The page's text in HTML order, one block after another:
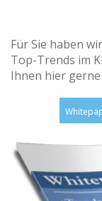
Für Sie haben
Top-Trends im
Ihnen hier